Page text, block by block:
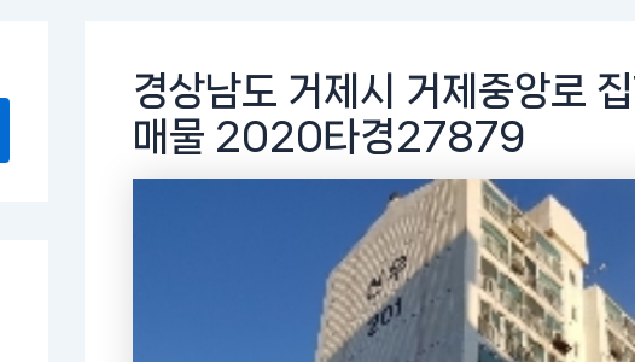
경상남도 거제시 거제중앙로
매물 2020타경27879